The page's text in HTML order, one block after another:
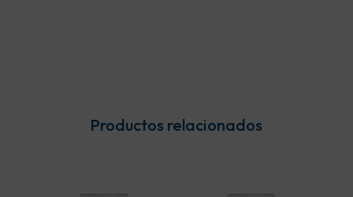
Productos relacionados